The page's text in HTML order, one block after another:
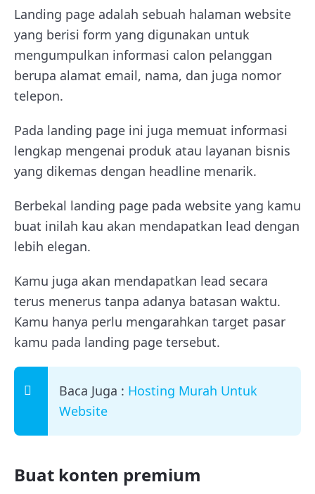
Landing page adalah sebuah halaman website
yang berisi form yang digunakan untuk
mengumpulkan informasi calon pelanggan
berupa alamat email, nama, dan juga nomor
telepon.
Pada landing page ini juga memuat informasi
lengkap mengenai produk atau layanan bisnis
yang dikemas dengan headline menarik.
Berbekal landing page pada website yang kamu
buat inilah kau akan mendapatkan lead dengan
lebih elegan.
Kamu juga akan mendapatkan lead secara
terus menerus tanpa adanya batasan waktu.
Kamu hanya perlu mengarahkan target pasar
kamu pada landing page tersebut.
Baca Juga : Hosting Murah Untuk
Website
Buat konten premium